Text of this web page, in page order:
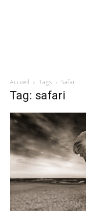
Accueil Tags Safari
Tag: safari